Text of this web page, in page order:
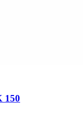
150